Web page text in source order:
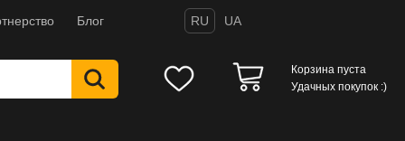
Блог RU UA
Корзина пуста
Удачных покупок :)